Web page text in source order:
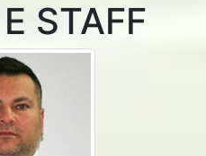
STAFF